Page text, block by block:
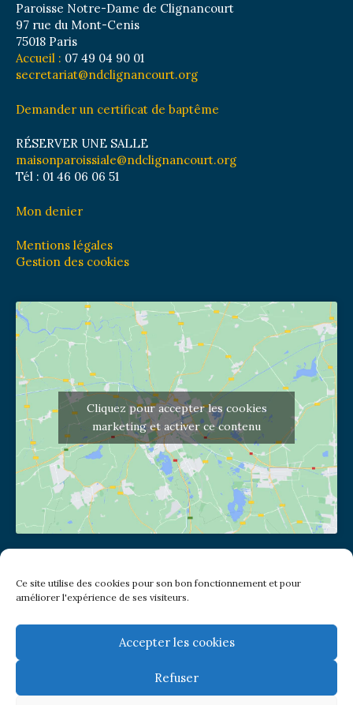
Ce site utilise des cookies pour son bon fonctionnement et pour
améliorer l'expérience de ses visiteurs.
Accepter les cookies
Refuser
Paroisse Notre-Dame de Clignancourt
97 rue du Mont-Cenis
75018 Paris
Accueil : 07 49 04 90 01
secretariat@ndclignancourt.org
Demander un certificat de baptême
RÉSERVER UNE SALLE
maisonparoissiale@ndclignancourt.org
Tél : 01 46 06 06 51
Mon denier
Mentions légales
Gestion des cookies
Cliquez pour accepter les cookies
marketing et activer ce contenu
(pas de courrier à cette adresse)
2 place Jules Joffrin - 75018
Metro: Jules Joffrin ou Simplon
Bus : Mairie du XVIII
Newsletter